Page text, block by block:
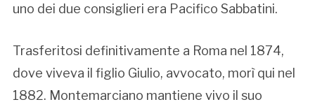
uno dei due consiglieri era Pacifico Sabbatini.
Trasferitosi definitivamente a Roma nel 1874,
dove viveva il figlio Giulio, avvocato, morì qui nel
1882. Montemarciano mantiene vivo il suo